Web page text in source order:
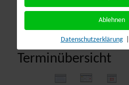
Terminübersicht
Ablehnen
Datenschutzerklärung